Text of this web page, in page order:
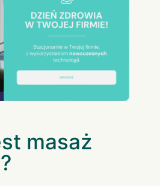
masaż